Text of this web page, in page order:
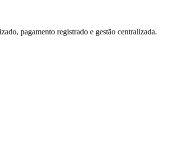
pagamento registrado e gestão centralizada.